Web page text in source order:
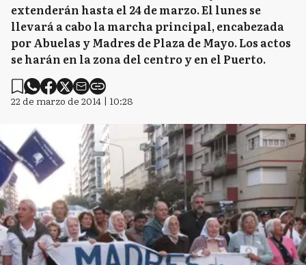
extenderán hasta el 24 de marzo. El lunes se
llevará a cabo la marcha principal, encabezada
por Abuelas y Madres de Plaza de Mayo. Los actos
se harán en la zona del centro y en el Puerto.
22 de marzo de 2014 | 10:28